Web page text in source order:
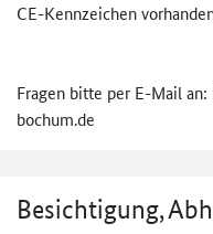
CE-Kennzeichen
Fragen bitte per E-Mail
bochum.de
Besichtigung,